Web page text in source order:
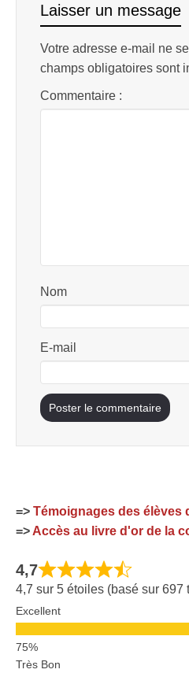
Laisser un message
Votre adresse e-mail ne
champs obligatoires sont
Commentaire :
Nom
E-mail
=> Témoignages des élèves
=> Accès au livre d'or de la
4,7
4,7 sur 5 étoiles (basé sur 697
Excellent
Très Bon